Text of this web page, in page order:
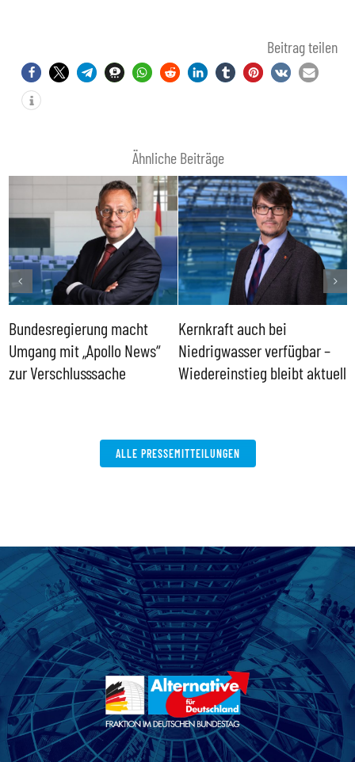
Beitrag teilen
Ähnliche Beiträge
Bundesregierung macht
Umgang mit „Apollo News“
zur Verschlusssache
Kernkraft auch bei
Niedrigwasser verfügbar –
Wiedereinstieg bleibt aktuell
ALLE PRESSEMITTEILUNGEN